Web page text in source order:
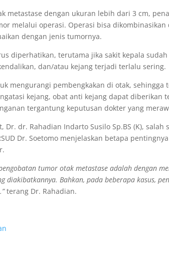
metastase dengan ukuran lebih dari 3 cm,
melalui operasi. Operasi bisa
dengan jenis tumornya.
diperhatikan, terutama jika sakit kepala
dan/atau kejang terjadi terlalu sering.
mengurangi pembengkakan di otak, sehingga
kejang, obat anti kejang dapat diberikan
tergantung keputusan dokter yang
Dr. dr. Rahadian Indarto Susilo Sp.BS (K),
Dr. Soetomo menjelaskan betapa
tumor otak metastase adalah dengan
diakibatkannya. Bahkan, pada beberapa kasus,
terang Dr. Rahadian.